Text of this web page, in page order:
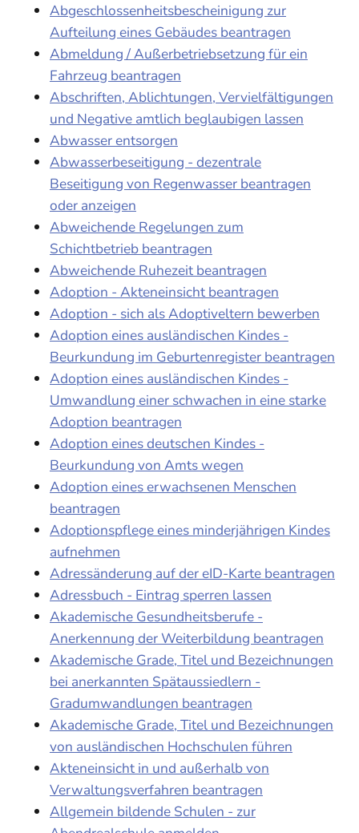
Abgeschlossenheitsbescheinigung zur
Aufteilung eines Gebäudes beantragen
Abmeldung / Außerbetriebsetzung für ein
Fahrzeug beantragen
Abschriften, Ablichtungen, Vervielfältigungen
und Negative amtlich beglaubigen lassen
Abwasser entsorgen
Abwasserbeseitigung - dezentrale
Beseitigung von Regenwasser beantragen
oder anzeigen
Abweichende Regelungen zum
Schichtbetrieb beantragen
Abweichende Ruhezeit beantragen
Adoption - Akteneinsicht beantragen
Adoption - sich als Adoptiveltern bewerben
Adoption eines ausländischen Kindes -
Beurkundung im Geburtenregister beantragen
Adoption eines ausländischen Kindes -
Umwandlung einer schwachen in eine starke
Adoption beantragen
Adoption eines deutschen Kindes -
Beurkundung von Amts wegen
Adoption eines erwachsenen Menschen
beantragen
Adoptionspflege eines minderjährigen Kindes
aufnehmen
Adressänderung auf der eID-Karte beantragen
Adressbuch - Eintrag sperren lassen
Akademische Gesundheitsberufe -
Anerkennung der Weiterbildung beantragen
Akademische Grade, Titel und Bezeichnungen
bei anerkannten Spätaussiedlern -
Gradumwandlungen beantragen
Akademische Grade, Titel und Bezeichnungen
von ausländischen Hochschulen führen
Akteneinsicht in und außerhalb von
Verwaltungsverfahren beantragen
Allgemein bildende Schulen - zur